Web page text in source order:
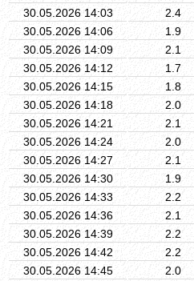
30.05.2026 14:03
2.4
30.05.2026 14:06
1.9
30.05.2026 14:09
2.1
30.05.2026 14:12
1.7
30.05.2026 14:15
1.8
30.05.2026 14:18
2.0
30.05.2026 14:21
2.1
30.05.2026 14:24
2.0
30.05.2026 14:27
2.1
30.05.2026 14:30
1.9
30.05.2026 14:33
2.2
30.05.2026 14:36
2.1
30.05.2026 14:39
2.2
30.05.2026 14:42
2.2
30.05.2026 14:45
2.0